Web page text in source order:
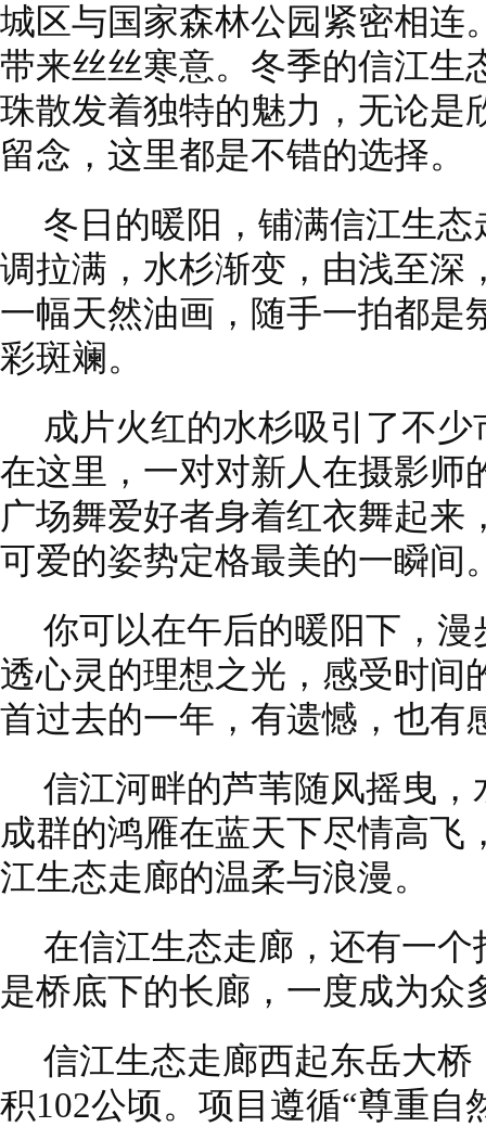
城区与国家森林公园紧密相连
带来丝丝寒意。冬季的信江生
珠散发着独特的魅力，无论是
留念，这里都是不错的选择。
冬日的暖阳，铺满信江生
调拉满，水杉渐变，由浅至深
一幅天然油画，随手一拍都是
彩斑斓。
成片火红的水杉吸引了不
在这里，一对对新人在摄影师
广场舞爱好者身着红衣舞起来
可爱的姿势定格最美的一瞬间
你可以在午后的暖阳下，
透心灵的理想之光，感受时间
首过去的一年，有遗憾，也
信江河畔的芦苇随风摇曳
成群的鸿雁在蓝天下尽情高飞
江生态走廊的温柔与浪漫。
在信江生态走廊，还有一
是桥底下的长廊，一度成为众
信江生态走廊西起东岳大
积102公顷。项目遵循“尊重自